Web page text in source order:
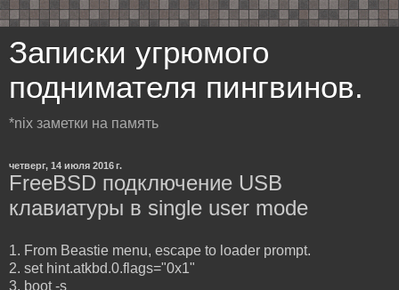
Записки угрюмого
поднимателя пингвинов.
*nix заметки на память
четверг, 14 июля 2016 г.
FreeBSD подключение USB
клавиатуры в single user mode
1. From Beastie menu, escape to loader prompt.
2. set hint.atkbd.0.flags="0x1"
3. boot -s